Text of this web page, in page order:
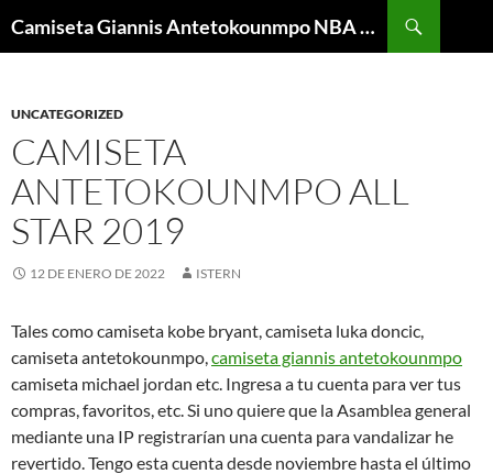
Camiseta Giannis Antetokounmpo NBA Barata
UNCATEGORIZED
CAMISETA
ANTETOKOUNMPO ALL
STAR 2019
12 DE ENERO DE 2022 ISTERN
Tales como camiseta kobe bryant, camiseta luka doncic,
camiseta antetokounmpo,camiseta giannis antetokounmpo
camiseta michael jordan etc. Ingresa a tu cuenta para ver tus
compras, favoritos, etc. Si uno quiere que la Asamblea general
mediante una IP registrarían una cuenta para vandalizar he
revertido. Tengo esta cuenta desde noviembre hasta el último